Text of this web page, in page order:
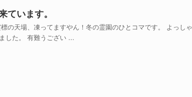
ています。
の天場、凍ってますやん！冬の霊園のひとコマです。 よっし
した。 有難うござい ...